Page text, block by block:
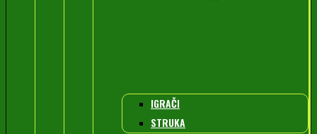
IGRAČI
STRUKA